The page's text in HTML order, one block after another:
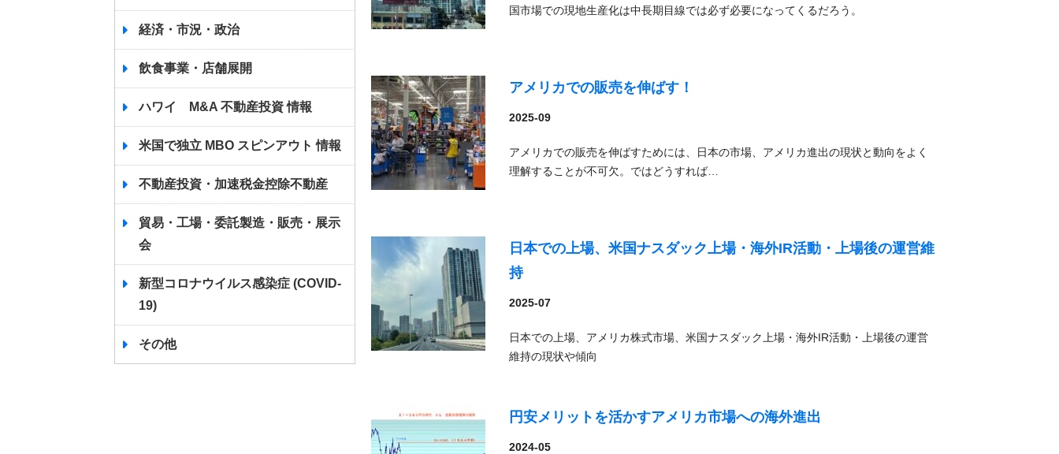
国市場での現地生産化は中長期目線では必ず必要になってくるだろう。
アメリカでの販売を伸ばす！
2025-09
アメリカでの販売を伸ばすためには、日本の市場、アメリカ進出の現状と動向をよく
理解することが不可欠。ではどうすれば…
日本での上場、米国ナスダック上場・海外IR活動・上場後の運営維
持
2025-07
日本での上場、アメリカ株式市場、米国ナスダック上場・海外IR活動・上場後の運営
維持の現状や傾向
円安メリットを活かすアメリカ市場への海外進出
2024-05
経済・市況・政治
飲食事業・店舗展開
ハワイ M&A 不動産投資 情報
米国で独立 MBO スピンアウト 情報
不動産投資・加速税金控除不動産
貿易・工場・委託製造・販売・展示
会
新型コロナウイルス感染症 (COVID-
19)
その他